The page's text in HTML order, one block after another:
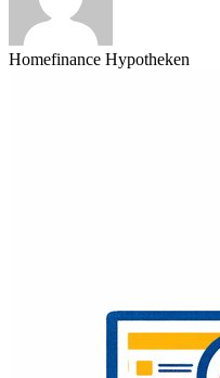
Homefinance Hypotheken